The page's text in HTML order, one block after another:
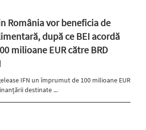
România vor beneficia de
după ce BEI acordă
milioane EUR către BRD
IFN un împrumut de 100 milioane EUR
destinate ...